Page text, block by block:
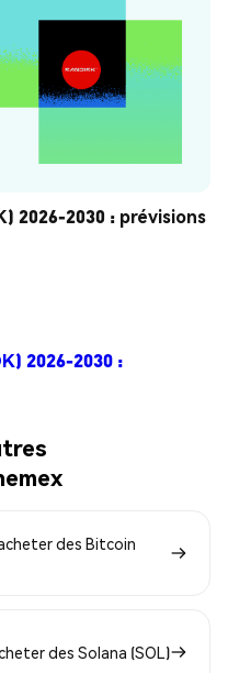
2026-2030 : prévisions
2026-2030 :
des Bitcoin
des Solana (SOL)